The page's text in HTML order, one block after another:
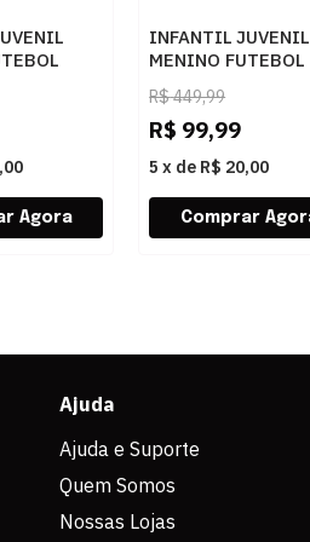
JR
ORANGE
INFANTIL JUVENIL
MENINO FUTEBOL
NIKE VAPOR 16 C
FQ8289002 PRETO
R$449,99
R$ 99,99
5 x de R$ 20,00
Ajuda
Ajuda e Suporte
Quem Somos
Nossas Lojas